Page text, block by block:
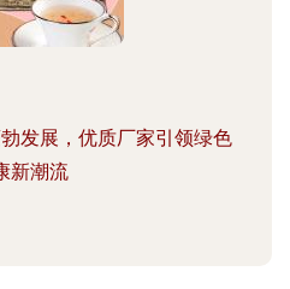
发展，优质厂家引领绿色
新潮流